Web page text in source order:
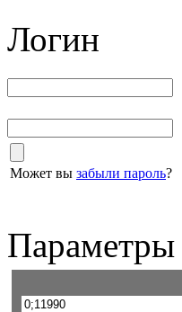
Логин
Может вы забыли пароль?
Параметры